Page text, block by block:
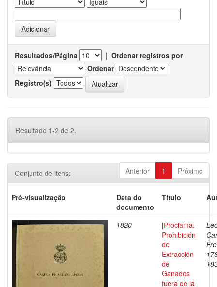
Resultados/Página | Ordenar registros por
Ordenar
Registro(s)
Resultado 1-2 de 2.
Anterior 1 Próximo
Conjunto de itens:
Pré-visualização
Data do
documento
Título
1820
[Proclama.
Prohibición
de
Extracción
de
Ganados
fuera de la